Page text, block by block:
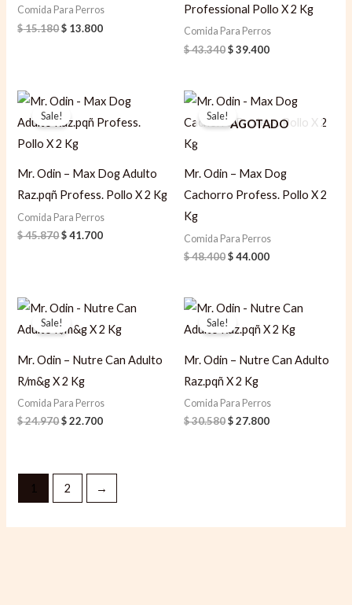
Comida Para Perros
$15.180$ 13.800
Professional Pollo X 2 Kg
Comida Para Perros
$43.340$39.400
Sale!
Mr. Odin – Max Dog Adulto
Raz.pqñ Profess. Pollo X 2 Kg
Comida Para Perros
$45.870
Original
price
was:
$41.700
Current
price
is:
AGOTADO
Sale!
Mr. Odin – Max Dog
Cachorro Profess. Pollo X 2
Kg
Comida Para Perros
$48.400
Original
price
was:
$44.000
Current
price
is:
Sale!
Mr. Odin – Nutre Can Adulto
R/m&g X 2 Kg
Comida Para Perros
$24.970
Original
price
was:
$22.700
Current
price
is:
Sale!
Mr. Odin – Nutre Can Adulto
Raz.pqñ X 2 Kg
Comida Para Perros
$30.580
Original
price
was:
$27.800
Current
price
is:
1 2 →